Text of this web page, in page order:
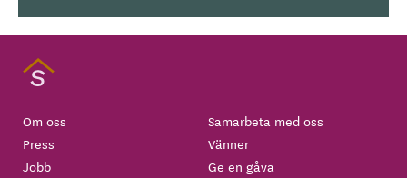
Om oss
Press
Jobb
Samarbeta med oss
Vänner
Ge en gåva